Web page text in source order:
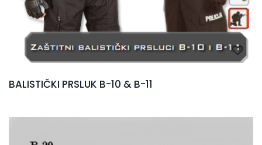
BALISTIČKI PRSLUK B-10 & B-11